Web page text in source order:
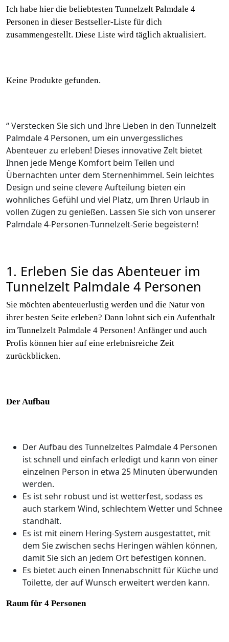
Ich habe hier die beliebtesten Tunnelzelt Palmdale 4
Personen in dieser Bestseller-Liste für dich
zusammengestellt. Diese Liste wird täglich aktualisiert.
Keine Produkte gefunden.
“ Verstecken Sie sich und Ihre Lieben in den Tunnelzelt
Palmdale 4 Personen, um ein unvergessliches
Abenteuer zu erleben! Dieses innovative Zelt bietet
Ihnen jede Menge Komfort beim Teilen und
Übernachten unter dem Sternenhimmel. Sein leichtes
Design und seine clevere Aufteilung bieten ein
wohnliches Gefühl und viel Platz, um Ihren Urlaub in
vollen Zügen zu genießen. Lassen Sie sich von unserer
Palmdale 4-Personen-Tunnelzelt-Serie begeistern!
1. Erleben Sie das Abenteuer im
Tunnelzelt Palmdale 4 Personen
Sie möchten abenteuerlustig werden und die Natur von
ihrer besten Seite erleben? Dann lohnt sich ein Aufenthalt
im Tunnelzelt Palmdale 4 Personen! Anfänger und auch
Profis können hier auf eine erlebnisreiche Zeit
zurückblicken.
Der Aufbau
Der Aufbau des Tunnelzeltes Palmdale 4 Personen
ist schnell und einfach erledigt und kann von einer
einzelnen Person in etwa 25 Minuten überwunden
werden.
Es ist sehr robust und ist wetterfest, sodass es
auch starkem Wind, schlechtem Wetter und Schnee
standhält.
Es ist mit einem Hering-System ausgestattet, mit
dem Sie zwischen sechs Heringen wählen können,
damit Sie sich an jedem Ort befestigen können.
Es bietet auch einen Innenabschnitt für Küche und
Toilette, der auf Wunsch erweitert werden kann.
Raum für 4 Personen